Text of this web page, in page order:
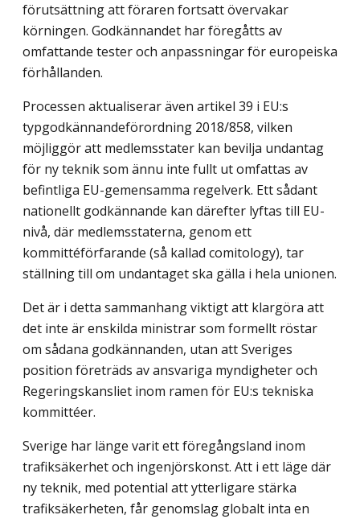
förutsättning att föraren fortsatt övervakar
körningen. Godkännandet har föregåtts av
omfattande tester och anpassningar för europeiska
förhållanden.
Processen aktualiserar även artikel 39 i EU:s
typgodkännandeförordning 2018/858, vilken
möjliggör att medlemsstater kan bevilja undantag
för ny teknik som ännu inte fullt ut omfattas av
befintliga EU-gemensamma regelverk. Ett sådant
nationellt godkännande kan därefter lyftas till EU-
nivå, där medlemsstaterna, genom ett
kommittéförfarande (så kallad comitology), tar
ställning till om undantaget ska gälla i hela unionen.
Det är i detta sammanhang viktigt att klargöra att
det inte är enskilda ministrar som formellt röstar
om sådana godkännanden, utan att Sveriges
position företräds av ansvariga myndigheter och
Regeringskansliet inom ramen för EU:s tekniska
kommittéer.
Sverige har länge varit ett föregångsland inom
trafiksäkerhet och ingenjörskonst. Att i ett läge där
ny teknik, med potential att ytterligare stärka
trafiksäkerheten, får genomslag globalt inta en